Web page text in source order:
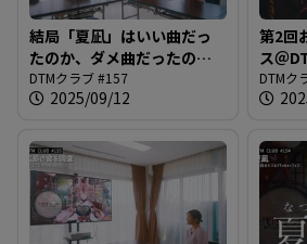
結局「夏凪」はいい曲だっ
たのか、ダメ曲だったのか
を考える。ほぼメノラさん
のおかげでは？＠DTMクラ
DTMクラブ #157
2025/09/12
第2回
ス＠
DTMク